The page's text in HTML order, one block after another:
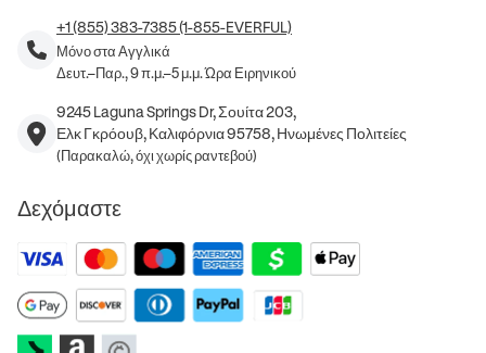
+1 (855) 383-7385 (1-855-EVERFUL)
Μόνο στα Αγγλικά
Δευτ.–Παρ., 9 π.μ.–5 μ.μ. Ώρα Ειρηνικού
9245 Laguna Springs Dr, Σουίτα 203,
Ελκ Γκρόουβ, Καλιφόρνια 95758, Ηνωμένες Πολιτείες
(Παρακαλώ, όχι χωρίς ραντεβού)
Δεχόμαστε